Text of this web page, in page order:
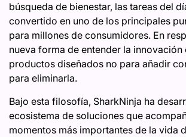
búsqueda de bienestar, las tareas del
convertido en uno de los principales
para millones de consumidores. En
nueva forma de entender la innovación
productos diseñados no para añadir
para eliminarla.
Bajo esta filosofía, SharkNinja ha
ecosistema de soluciones que
momentos más importantes de la vida